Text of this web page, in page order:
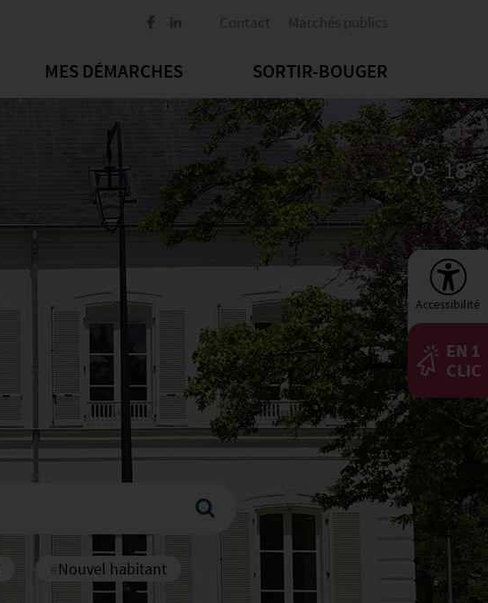
Contact Marchés publics
MES DÉMARCHES SORTIR-BOUGER
Accessibilité
EN 1
CLIC
#Nouvel habitant
18°